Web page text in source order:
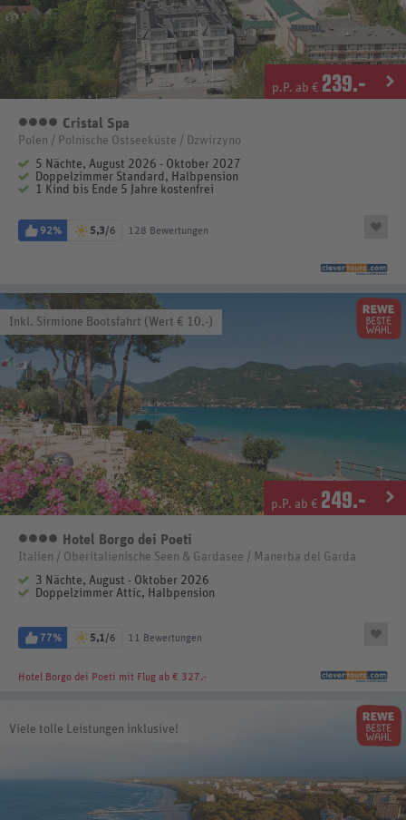
p.P. ab € 239.-
4 Sterne
Cristal Spa
Polen / Polnische Ostseeküste / Dzwirzyno
5 Nächte, August 2026 - Oktober 2027
Doppelzimmer Standard, Halbpension
1 Kind bis Ende 5 Jahre kostenfrei
92% 5,3/6 128 Bewertungen
Inkl. Sirmione Bootsfahrt (Wert € 10.-)
p.P. ab € 249.-
4 Sterne
Hotel Borgo dei Poeti
Italien / Oberitalienische Seen & Gardasee / Manerba del Garda
3 Nächte, August - Oktober 2026
Doppelzimmer Attic, Halbpension
77% 5,1/6 11 Bewertungen
Hotel Borgo dei Poeti mit Flug ab € 327.-
Viele tolle Leistungen inklusive!